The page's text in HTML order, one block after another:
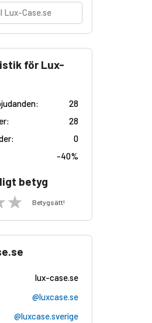
Lux-Case.se
för Lux-
28
28
0
-40%
betyg
Betygsätt!
lux-case.se
@luxcase.se
@luxcase.sverige